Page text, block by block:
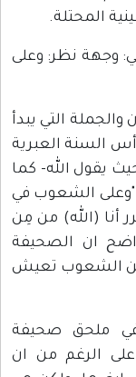
المحتلة.
وجهة نظر: وعلى
التي يبدأ
السنة العبرية
يقول الله- كما
"وعلى الشعوب في
أنا (الله) من مِن
ان الصحيفة
مِن الشعوب تعيش
ملحق صحيفة
على الرغم من ان